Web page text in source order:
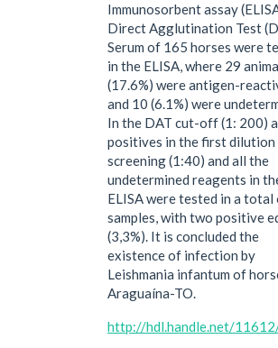
Immunosorbent assay
Direct Agglutination Test
Serum of 165 horses were
in the ELISA, where 29
(17.6%) were antigen-
and 10 (6.1%) were
In the DAT cut-off (1: 200)
positives in the first
screening (1:40) and all the
undetermined reagents in
ELISA were tested in a
samples, with two positive
(3,3%). It is concluded the
existence of infection by
Leishmania infantum of
Araguaína-TO.
http://hdl.handle.net/